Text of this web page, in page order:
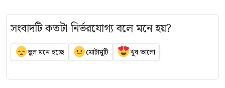
সংবাদটি কতটা নির্ভরযোগ্য বলে মনে হয়?
ভুল মনে হচ্ছে মোটামুটি খুব ভালো